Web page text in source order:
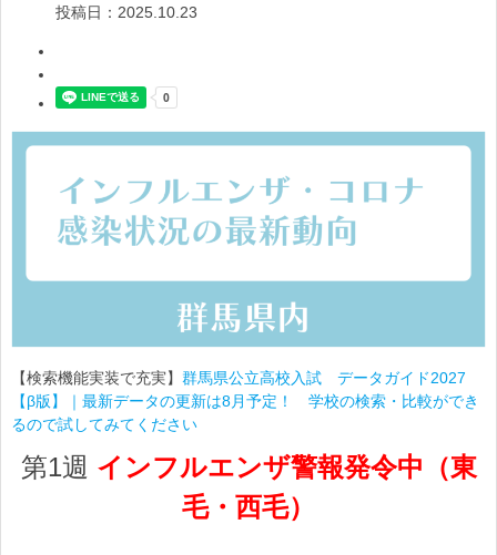
投稿日：2025.10.23
【検索機能実装で充実】 群馬県公立高校入試 データガイド2027
【β版】｜最新データの更新は8月予定！ 学校の検索・比較ができ
るので試してみてください
第1週 インフルエンザ警報発令中（東
毛・西毛）